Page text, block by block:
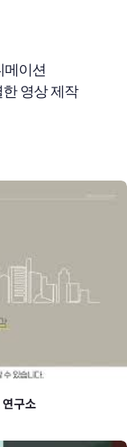
메이션
영상 제작
구소